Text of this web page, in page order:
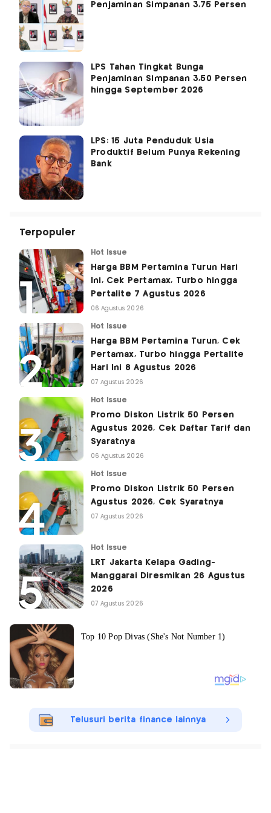
Penjaminan Simpanan 3,75 Persen
LPS Tahan Tingkat Bunga
Penjaminan Simpanan 3,50 Persen
hingga September 2026
LPS: 15 Juta Penduduk Usia
Produktif Belum Punya Rekening
Bank
Terpopuler
Hot Issue
Harga BBM Pertamina Turun Hari
Ini, Cek Pertamax, Turbo hingga
Pertalite 7 Agustus 2026
06 Agustus 2026
Hot Issue
Harga BBM Pertamina Turun, Cek
Pertamax, Turbo hingga Pertalite
Hari Ini 8 Agustus 2026
07 Agustus 2026
Hot Issue
Promo Diskon Listrik 50 Persen
Agustus 2026, Cek Daftar Tarif dan
Syaratnya
06 Agustus 2026
Hot Issue
Promo Diskon Listrik 50 Persen
Agustus 2026, Cek Syaratnya
07 Agustus 2026
Hot Issue
LRT Jakarta Kelapa Gading-
Manggarai Diresmikan 26 Agustus
2026
07 Agustus 2026
Telusuri berita finance lainnya